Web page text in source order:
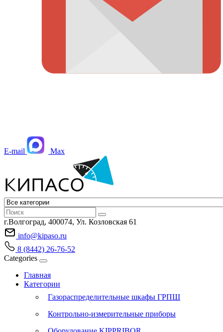
E-mail Max
г.Волгоград, 400074, Ул. Козловская 61
info@kipaso.ru
8 (8442) 26-76-52
Categories
Главная
Категории
Газораспределительные шкафы ГРПШ
Контрольно-измерительные приборы